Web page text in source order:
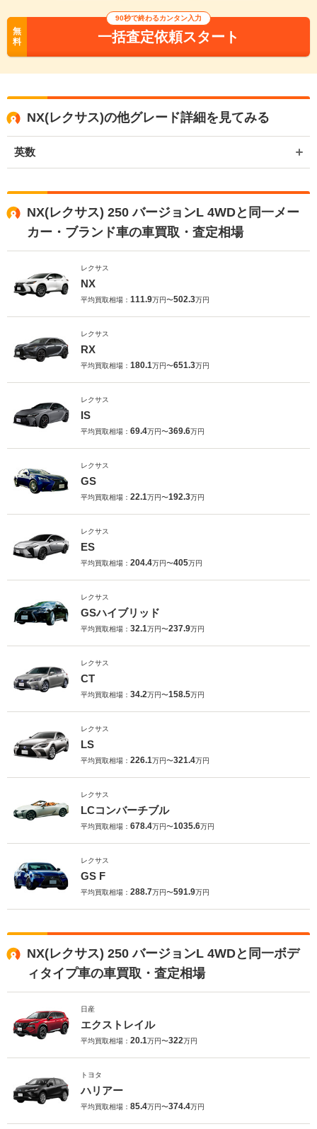
無
料
90秒で終わるカンタン入力
一括査定依頼スタート
NX(レクサス)の他グレード詳細を見てみる
英数
NX(レクサス) 250 バージョンL 4WDと同一メー
カー・ブランド車の車買取・査定相場
レクサス
NX
平均買取相場： 111.9万円〜502.3万円
レクサス
RX
平均買取相場： 180.1万円〜651.3万円
レクサス
IS
平均買取相場： 69.4万円〜369.6万円
レクサス
GS
平均買取相場： 22.1万円〜192.3万円
レクサス
ES
平均買取相場： 204.4万円〜405万円
レクサス
GSハイブリッド
平均買取相場： 32.1万円〜237.9万円
レクサス
CT
平均買取相場： 34.2万円〜158.5万円
レクサス
LS
平均買取相場： 226.1万円〜321.4万円
レクサス
LCコンバーチブル
平均買取相場： 678.4万円〜1035.6万円
レクサス
GS F
平均買取相場： 288.7万円〜591.9万円
NX(レクサス) 250 バージョンL 4WDと同一ボデ
ィタイプ車の車買取・査定相場
日産
エクストレイル
平均買取相場： 20.1万円〜322万円
トヨタ
ハリアー
平均買取相場： 85.4万円〜374.4万円